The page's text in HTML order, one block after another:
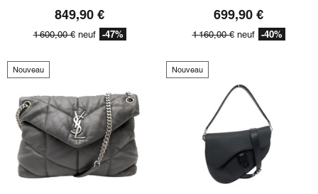
849,90 €
1 600,00 €neuf -47%
699,90 €
1 160,00 €neuf -40%
Nouveau Nouveau